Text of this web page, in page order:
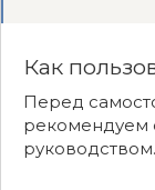
Как
Перед
рекомендуем
руководством.